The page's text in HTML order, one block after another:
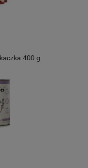
400 g